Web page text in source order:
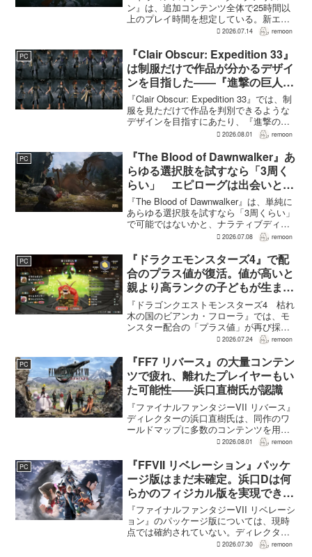
～1時間
ン』は、追加コンテンツ全体で25時間以
上のプレイ時間を想定している。新エリ
ア「ノルガン」で展開されるメインシナ
追加される12種類のユニークダンジョン
「忘れられた試...
2026.07.14 remoon
PC
『Clair Obscur: Expedition 33』
は制服だけで作品が分かるデザイ
ンを目指した――『進撃の巨人』
の制服と『BLEACH』のキャラ
造形が影響
『Clair Obscur: Expedition 33』では、制
服を見ただけで作品を判別できるような
デザインを目指すにあたり、『進撃の巨
人』を参考にしたという。あわせて、キ
ルで印象に残るデザインから...
2026.08.01 remoon
PC
『The Blood of Dawnwalker』あ
らゆる選択肢を試すなら「3周く
らい」 エピローグは出会いと選
択で変化
『The Blood of Dawnwalker』は、単純に
あらゆる選択肢を試すなら「3周くらい」
で可能ではないかと、ナラティブディレ
クターのJakub Szamałek氏がファミ
はエンディングへ収束...
2026.07.08 remoon
PC
『ドラクエモンスターズ4』で配
合のプラス値が復活。値が高いと
親より高ランクの子どもが生まれ
ることも
『ドラゴンクエストモンスターズ4 枯れ
木の国のビアンカ・フローラ』では、モ
ンスター配合の「プラス値」が再び採用
される。配合を繰り返すことで数値が増
が高くなる補正がかかる。前作『ドラゴ
ンクエストモンスターズ...
2026.07.24 remoon
PC
『FF7 リバース』の大量コンテン
ツで疲れ、離れたプレイヤーもい
た可能性――浜口直樹氏が認識
『ファイナルファンタジーVII リバース』
ディレクターの浜口直樹氏は、同作のワ
ールドマップに多数のコンテンツを用意
したことで、一部のプレイヤーが疲れを
性があるとの認識を示した。
GamesRadar+のイン...
2026.08.01 remoon
PC
『FFVII リベレーション』パッケ
ージ版はまだ未確定。浜口Dは何
らかのフィジカル版を実現できる
よう調整中
『ファイナルファンタジーVII リベレーシ
ョン』のパッケージ版については、現時
点では確約されていない。ディレクター
の浜口直樹氏によると、具体的な商品ラ
2026.07.30 remoon